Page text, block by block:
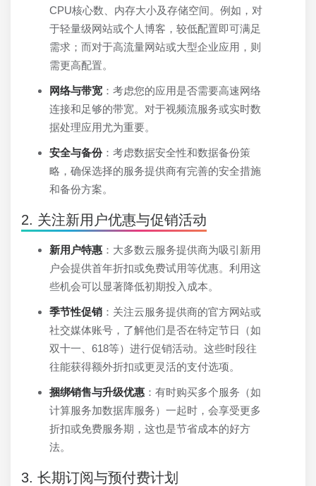
CPU核心数、内存大小及存储空间。例如，对
于轻量级网站或个人博客，较低配置即可满足
需求；而对于高流量网站或大型企业应用，则
需更高配置。
网络与带宽 ：考虑您的应用是否需要高速网络
连接和足够的带宽。对于视频流服务或实时数
据处理应用尤为重要。
安全与备份：考虑数据安全性和数据备份策
略，确保选择的服务提供商有完善的安全措施
和备份方案。
2. 关注新用户优惠与促销活动
新用户特惠 ：大多数云服务提供商为吸引新用
户会提供首年折扣或免费试用等优惠。利用这
些机会可以显著降低初期投入成本。
季节性促销 ：关注云服务提供商的官方网站或
社交媒体账号，了解他们是否在特定节日（如
双十一、618等）进行促销活动。这些时段往
往能获得额外折扣或更灵活的支付选项。
捆绑销售与升级优惠 ：有时购买多个服务（如
计算服务加数据库服务）一起时，会享受更多
折扣或免费服务期，这也是节省成本的好方
法。
3. 长期订阅与预付费计划